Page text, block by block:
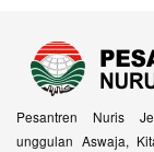
Pesantren Nuris
unggulan Aswaja,